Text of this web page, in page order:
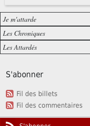
Je m'attarde
Les Chroniques
Les Attardés
S'abonner
Fil des billets
Fil des commentaires